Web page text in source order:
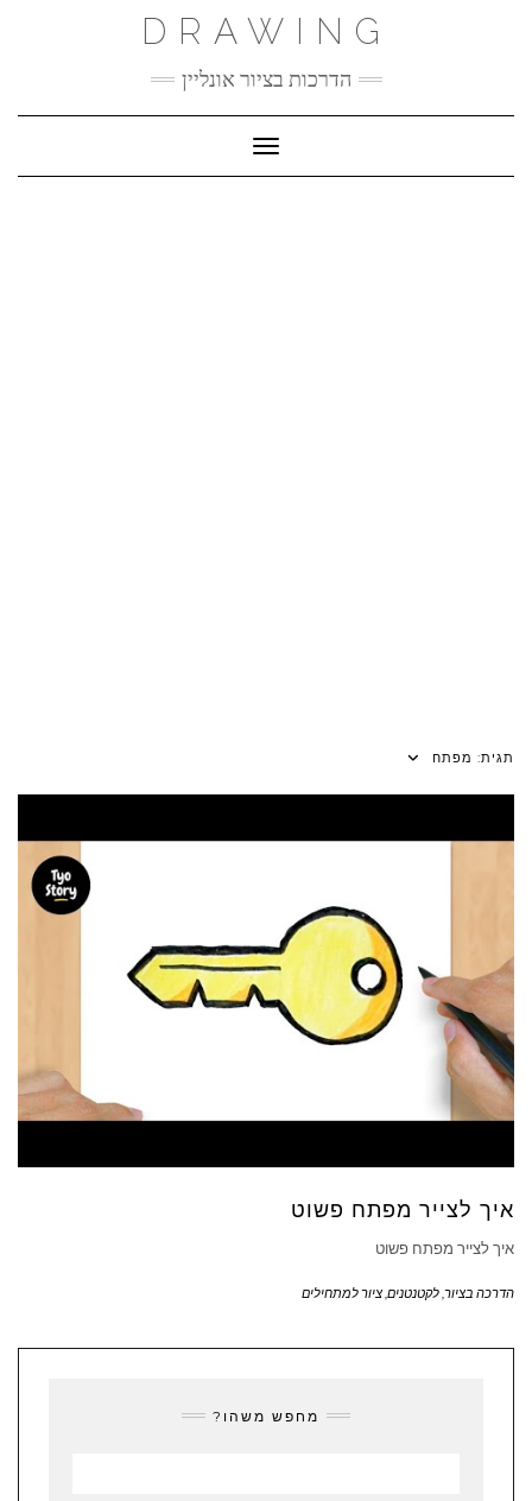
DRAWING
הדרכות בציור אונליין
Toggle Navigation
תגית: מפתח
איך לצייר מפתח פשוט
איך לצייר מפתח פשוט
הדרכה בציור לקטנטנים ציור למתחילים
מחפש משהו?